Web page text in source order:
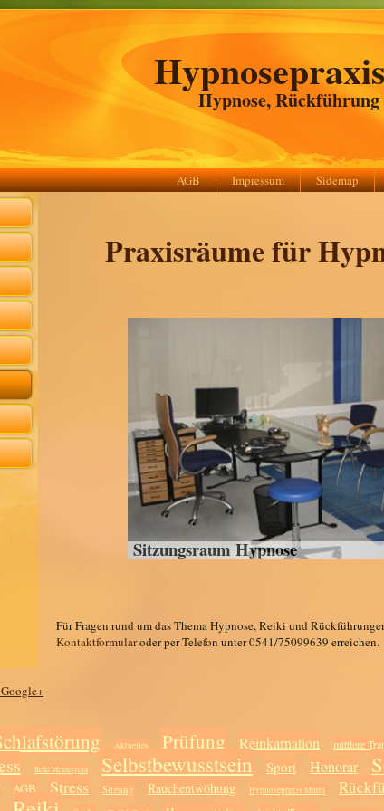
Hypnose,
AGB Impressum Sidemap
Praxisräume für
Sitzungsraum Hypnose
Für Fragen rund um das Thema Hypnose, Reiki und
Kontaktformularoder per Telefon unter 0541/75099639 erreichen.
Aktuelles Prüfung Reinkarnation mittlere
Reiki Meistergrad Selbstbewusstsein Sport Honorar
AGB Stress Sitzung Rauchentwöhung Hypnosepraxis Murra